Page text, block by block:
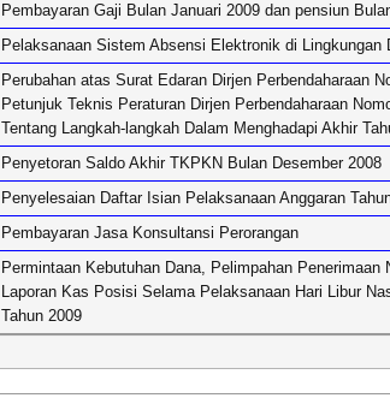
Pembayaran Gaji Bulan Januari 2009 dan pensiun
Pelaksanaan Sistem Absensi Elektronik di Lingkungan
Perubahan atas Surat Edaran Dirjen Perbendaharaan
Petunjuk Teknis Peraturan Dirjen Perbendaharaan
Tentang Langkah-langkah Dalam Menghadapi Akhir
Penyetoran Saldo Akhir TKPKN Bulan Desember 2008
Penyelesaian Daftar Isian Pelaksanaan Anggaran
Pembayaran Jasa Konsultansi Perorangan
Permintaan Kebutuhan Dana, Pelimpahan Penerimaan
Laporan Kas Posisi Selama Pelaksanaan Hari Libur
Tahun 2009